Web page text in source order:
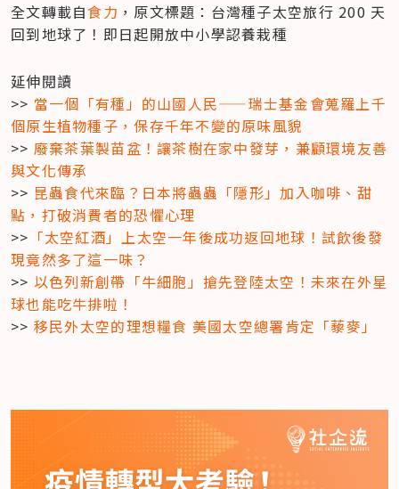
全文轉載自食力 ，原文標題：台灣種子太空旅行 200 天
回到地球了！即日起開放中小學認養栽種
延伸閱讀
>> 當一個「有種」的山國人民——瑞士基金會蒐羅上千
個原生植物種子，保存千年不變的原味風貌
>> 廢棄茶葉製苗盆！讓茶樹在家中發芽，兼顧環境友善
與文化傳承
>> 昆蟲食代來臨？日本將蟲蟲「隱形」加入咖啡、甜
點，打破消費者的恐懼心理
>> 「太空紅酒」上太空一年後成功返回地球！試飲後發
現竟然多了這一味？
>> 以色列新創帶「牛細胞」搶先登陸太空！未來在外星
球也能吃牛排啦！
>> 移民外太空的理想糧食 美國太空總署肯定「藜麥」